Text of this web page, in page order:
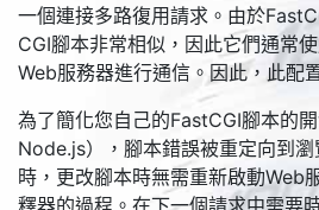
一個連接多路復用請求。由於
CGI腳本非常相似，因此它們通常
Web服務器進行通信。因此，此配
為了簡化您自己的FastCGI腳本的
Node.js），腳本錯誤被重定向到
時，更改腳本時無需重新啟動Web
釋器的過程。在下一個請求中需要